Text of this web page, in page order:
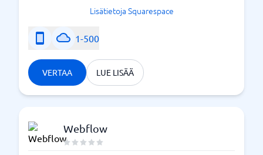
Lisätietoja Squarespace
1-500
VERTAA LUE LISÄÄ
Webflow